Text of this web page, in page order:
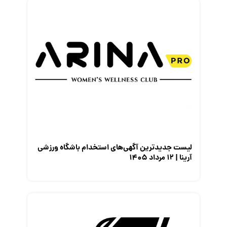
لیست جدیدترین آگهی‌های استخدام باشگاه ورزشی
آرینا | ۱۲ مرداد ۱۴۰۵